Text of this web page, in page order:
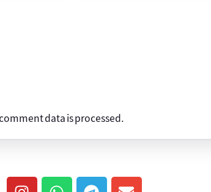
data is processed.